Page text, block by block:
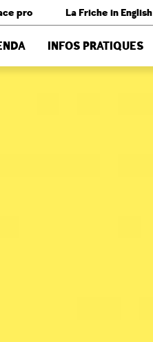
pro La Friche in English
INFOS PRATIQUES